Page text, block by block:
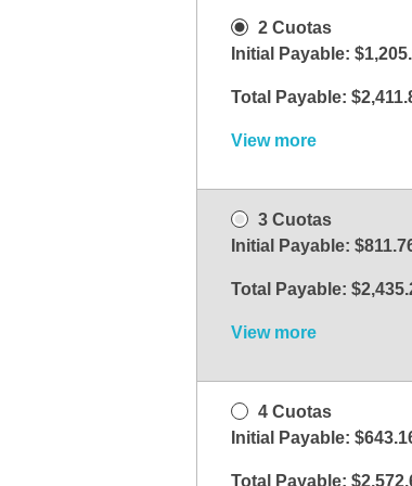
2 Cuotas
Initial Payable: $
Total Payable: $
View more
3 Cuotas
Initial Payable: $
Total Payable: $
View more
4 Cuotas
Initial Payable: $
Total Payable: $